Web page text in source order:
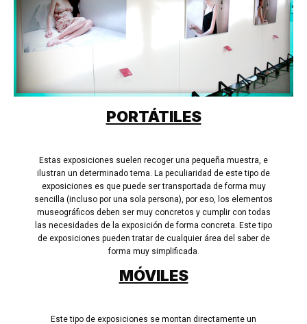
PORTÁTILES
Estas exposiciones suelen recoger una pequeña muestra, e
ilustran un determinado tema. La peculiaridad de este tipo de
exposiciones es que puede ser transportada de forma muy
sencilla (incluso por una sola persona), por eso, los elementos
museográficos deben ser muy concretos y cumplir con todas
las necesidades de la exposición de forma concreta. Este tipo
de exposiciones pueden tratar de cualquier área del saber de
forma muy simplificada.
MÓVILES
Este tipo de exposiciones se montan directamente un